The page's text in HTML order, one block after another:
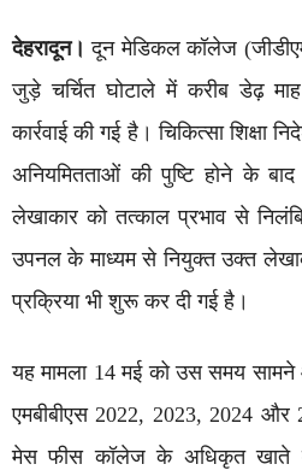
देहरादून। दून मेडिकल कॉलेज
जुड़े चर्चित घोटाले में करीब डेढ़
कार्रवाई की गई है। चिकित्सा शिक्षा
अनियमितताओं की पुष्टि होने के
लेखाकार को तत्काल प्रभाव से
उपनल के माध्यम से नियुक्त उक्त
प्रक्रिया भी शुरू कर दी गई है।
यह मामला 14 मई को उस समय
एमबीबीएस 2022, 2023, 2024
मेस फीस कॉलेज के अधिकृत खाते